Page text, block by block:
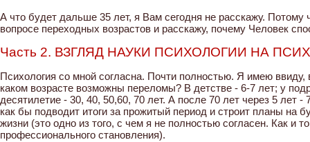
А что будет дальше 35 лет, я Вам сегодня не расскажу.
вопросе переходных возрастов и расскажу, почему Человек
Часть 2. ВЗГЛЯД НАУКИ ПСИХОЛОГИИ НА
Психология со мной согласна. Почти полностью. Я имею
каком возрасте возможны переломы? В детстве - 6-7 лет; у
десятилетие - 30, 40, 50,60, 70 лет. А после 70 лет через 5
как бы подводит итоги за прожитый период и строит планы на
жизни (это одно из того, с чем я не полностью согласен. Как и
профессионального становления).